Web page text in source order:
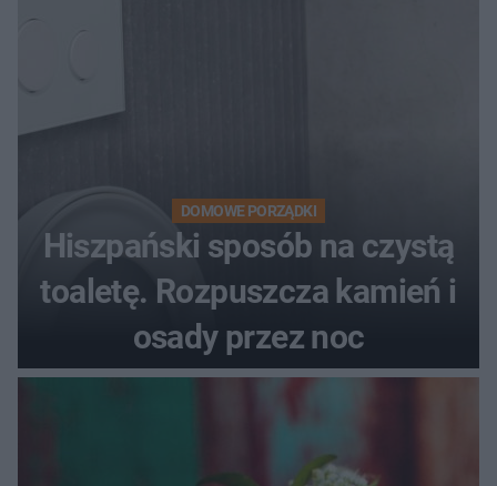
DOMOWE PORZĄDKI
Hiszpański sposób na czystą
toaletę. Rozpuszcza kamień i
osady przez noc